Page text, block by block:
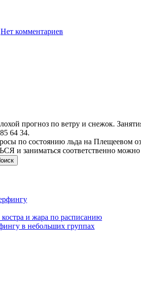
Нет комментариев
прогноз по ветру и снежок.
64 34.
по состоянию льда на Плещеевом
и заниматься соответственно можно
и жара по расписанию
в небольших группах